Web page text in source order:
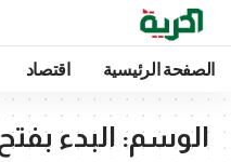
الصفحة الرئيسية اقتصاد
الوسم: البدء